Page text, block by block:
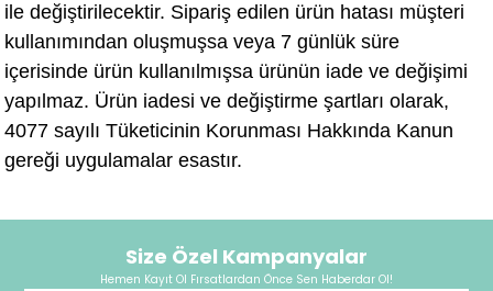
ile değiştirilecektir. Sipariş edilen ürün hatası müşteri
kullanımından oluşmuşsa veya 7 günlük süre
içerisinde ürün kullanılmışsa ürünün iade ve değişimi
yapılmaz. Ürün iadesi ve değiştirme şartları olarak,
4077 sayılı Tüketicinin Korunması Hakkında Kanun
gereği uygulamalar esastır.
Size Özel Kampanyalar
Hemen Kayıt Ol Fırsatlardan Önce Sen Haberdar Ol!